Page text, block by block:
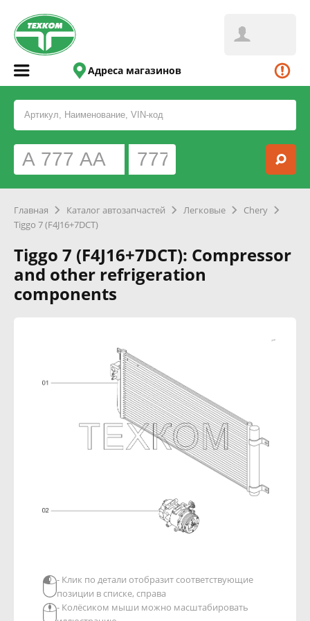
Адреса магазинов
Главная Каталог автозапчастей Легковые
Chery
Tiggo 7 (F4J16+7DCT)
Tiggo 7 (F4J16+7DCT): Compressor
and other refrigeration
components
- Клик по детали отобразит соответствующие
позиции в списке, справа
- Колёсиком мыши можно масштабировать